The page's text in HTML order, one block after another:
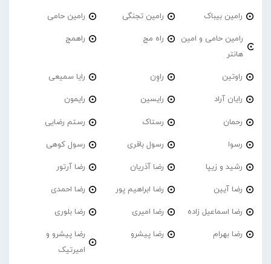
رامین بیباک رامین تجنگی رامین حامی
رامین حامی و امین
هانتر
راه مج راهمج
راوتین راوِن رایا سمیعی
رایان آراد رایسین رایمون
رحمان رستاک رستم رضایی
رسوا رسول باقری رسول کوهی
رشید و زیپا رضا آذریان رضا آرتور
رضا آیین رضا ابراهیم پور رضا احمدی
رضا اسماعیل زاده رضا امیری رضا بلوری
رضا بهرام رضا پیشرو
رضا پیشرو و
امیرتیک